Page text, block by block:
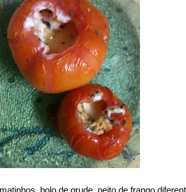
bolo de grude, peito de frango